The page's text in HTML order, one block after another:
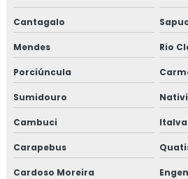
TREINAMENTO NR10 ONLINE
TESTE HIDROSTÁTICO NR13
TESTE HIDROSTATICO VASO DE
TESTE HIDROSTÁTICO EM
Cantagalo
Mendes Rio
Porciúncula
Sumidouro
Cambuci Italva
Carapebus
Cardoso Moreira